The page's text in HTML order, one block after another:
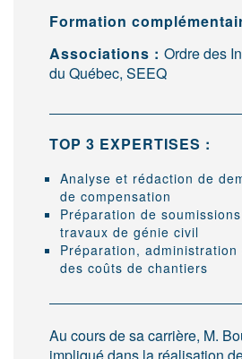
Formation
Associations : Ordre des
du Québec, SEEQ
TOP 3 EXPERTISES :
Analyse et rédaction de
de compensation
Préparation de
travaux de génie civil
Préparation,
des coûts de chantiers
Au cours de sa carrière, M.
impliqué dans la réalisation